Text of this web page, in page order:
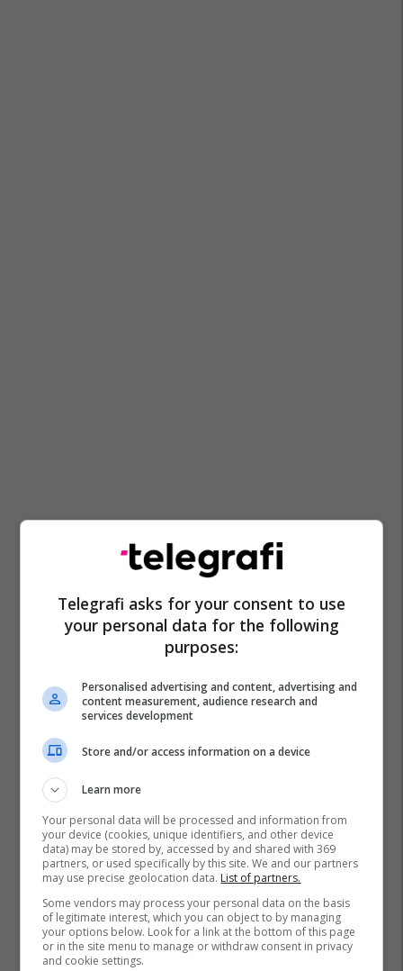
Telegrafi asks for your consent to use
your personal data for the following
purposes:
Personalised advertising and content, advertising and
content measurement, audience research and
services development
Store and/or access information on a device
Learn more
Your personal data will be processed and information from
your device (cookies, unique identifiers, and other device
data) may be stored by, accessed by and shared with 369
partners, or used specifically by this site. We and our partners
may use precise geolocation data. List of partners.
Some vendors may process your personal data on the basis
of legitimate interest, which you can object to by managing
your options below. Look for a link at the bottom of this page
or in the site menu to manage or withdraw consent in privacy
and cookie settings.